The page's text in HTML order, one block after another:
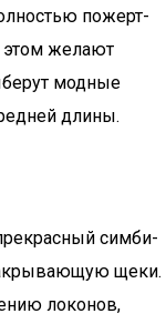
пожерт­
этом жела­ют
мод­ные
длины.
сим­би­
щеки.
локо­нов,